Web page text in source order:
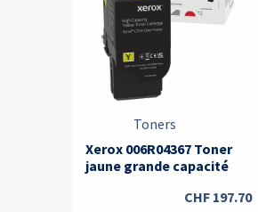
Toners
Xerox 006R04367 Toner
jaune grande capacité
CHF 197.70